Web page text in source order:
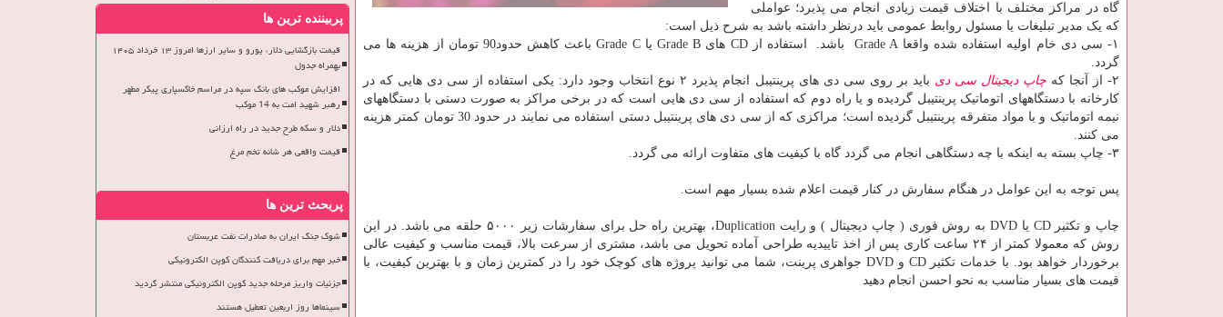
گاه در مراکز مختلف با اختلاف قیمت زیادی انجام می پذیرد؛ عواملی
که یک مدیر تبلیغات یا مسئول روابط عمومی باید درنظر داشته باشد به شرح ذیل است:
١- سی دی خام اولیه استفاده شده واقعا Grade A باشد. استفاده از CD های Grade B یا Grade C باعث کاهش حدود90 تومان از هزینه ها می
گردد.
٢- از آنجا که
چاپ دیجیتال سی دی
باید بر روی سی دی های پرینتیبل انجام پذیرد ٢ نوع انتخاب وجود دارد: یکی استفاده از سی دی هایی که در
کارخانه با دستگاههای اتوماتیک پرینتیبل گردیده و یا راه دوم که استفاده از سی دی هایی است که در برخی مراکز به صورت دستی با دستگاههای
نیمه اتوماتیک و با مواد متفرقه پرینتیبل گردیده است؛ مراکزی که از سی دی های پرینتیبل دستی استفاده می نمایند در حدود 30 تومان کمتر هزینه
می کنند.
٣- چاپ بسته به اینکه با چه دستگاهی انجام می گردد گاه با کیفیت های متفاوت ارائه می گردد.
پس توجه به این عوامل در هنگام سفارش در کنار قیمت اعلام شده بسیار مهم است.
چاپ و تکثیر CD یا DVD به روش فوری ( چاپ دیجیتال ) و رایت Duplication، بهترین راه حل برای سفارشات زیر ۵۰۰۰ حلقه می باشد. در این
روش که معمولا کمتر از ۲۴ ساعت کاری پس از اخذ تاییدیه طراحی آماده تحویل می باشد، مشتری از سرعت بالا، قیمت مناسب و کیفیت عالی
برخوردار خواهد بود. با خدمات تکثیر CD و DVD جواهری پرینت، شما می توانید پروژه های کوچک خود را در کمترین زمان و با بهترین کیفیت، با
قیمت های بسیار مناسب به نحو احسن انجام دهید
پربیننده ترین ها
قیمت بازگشایی دلار، یورو و سایر ارزها امروز ۱۳ خرداد ۱۴۰۵
بهمراه جدول
افزایش موکب های بانک سپه در مراسم خاکسپاری پیکر مطهر
رهبر شهید امت به 14 موکب
دلار و سکه طرح جدید در راه ارزانی
قیمت واقعی هر شانه تخم مرغ
پربحث ترین ها
شوک جنگ ایران به صادرات نفت عربستان
خبر مهم برای دریافت کنندگان کوپن الکترونیکی
جزئیات واریز مرحله جدید کوپن الکترونیکی منتشر گردید
سینماها روز اربعین تعطیل هستند